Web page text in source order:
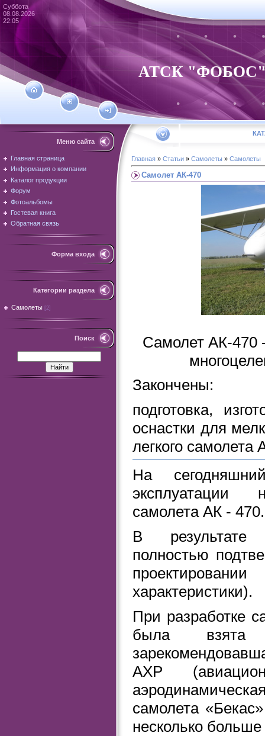
Суббота
08.08.2026
22:05
АТСК "ФОБОС" -
Меню сайта
Главная страница
Информация о компании
Каталог продукции
Форум
Фотоальбомы
Гостевая книга
Обратная связь
Форма входа
Категории раздела
Самолеты [2]
Поиск
Главная » Статьи » Самолеты » Самолеты
Самолет АК-470
Самолет АК-470
Закончены:
подготовка,
оснастки для
легкого самолета
На
эксплуатации
самолета АК - 470.
В результате
полностью
проектировании
характеристики).
При разработке
была взята
АХР
самолета
несколько